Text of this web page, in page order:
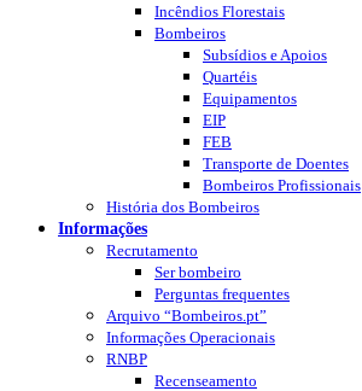
Incêndios Florestais
Bombeiros
Subsídios e Apoios
Quartéis
Equipamentos
EIP
FEB
Transporte de Doentes
Bombeiros Profissionais
História dos Bombeiros
Informações
Recrutamento
Ser bombeiro
Perguntas frequentes
Arquivo “Bombeiros.pt”
Informações Operacionais
RNBP
Recenseamento